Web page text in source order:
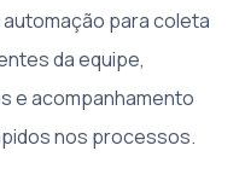
para coleta
da equipe,
e acompanhamento
nos processos.